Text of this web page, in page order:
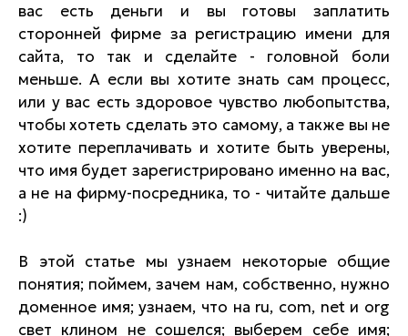
вас есть деньги и вы готовы заплатить
сторонней фирме за регистрацию имени для
сайта, то так и сделайте - головной боли
меньше. А если вы хотите знать сам процесс,
или у вас есть здоровое чувство любопытства,
чтобы хотеть сделать это самому, а также вы не
хотите переплачивать и хотите быть уверены,
что имя будет зарегистрировано именно на вас,
а не на фирму-посредника, то - читайте дальше
:)
В этой статье мы узнаем некоторые общие
понятия; поймем, зачем нам, собственно, нужно
доменное имя; узнаем, что на ru, com, net и org
свет клином не сошелся; выберем себе имя;